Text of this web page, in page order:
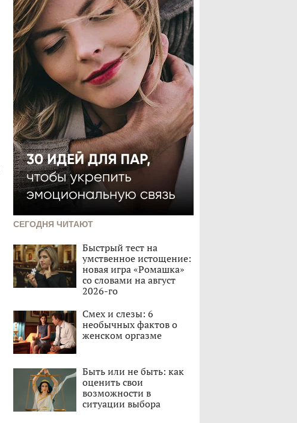
СЕГОДНЯ ЧИТАЮТ
Быстрый тест на
умственное истощение:
новая игра «Ромашка»
со словами на август
2026-го
Смех и слезы: 6
необычных фактов о
женском оргазме
Быть или не быть: как
оценить свои
возможности в
ситуации выбора